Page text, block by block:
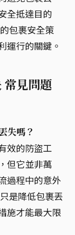
全抵達目的
包裹安全策
運行的關鍵。
常見問題
失嗎？
效的防盜工
但它並非萬
過程中的意外
是降低包裹丟
施才能最大限